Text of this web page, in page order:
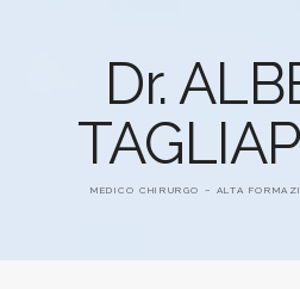
Dr.
MEDICO CHIRURGO – ALTA